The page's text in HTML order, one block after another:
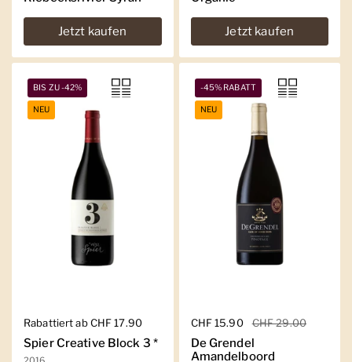
Jetzt kaufen Jetzt kaufen
Regulärer Preis
Rabattiert ab CHF 17.90
Spier Creative Block 3 *
BIS ZU -42%
NEU
Regulärer Preis
CHF 15.90 Sale-Preis
CHF 29.00
De Grendel
Amandelboord
-45% RABATT
NEU